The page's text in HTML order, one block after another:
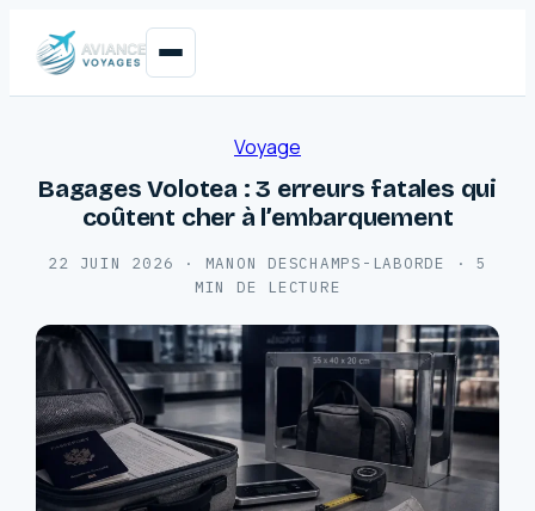
Voyage
Bagages Volotea : 3 erreurs fatales qui
coûtent cher à l’embarquement
22 JUIN 2026 · MANON DESCHAMPS-LABORDE ·
5
MIN DE LECTURE